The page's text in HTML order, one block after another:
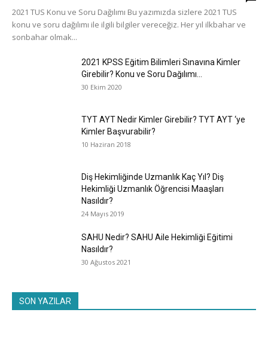
2021 TUS Konu ve Soru Dağılımı Bu yazımızda sizlere 2021 TUS
konu ve soru dağılımı ile ilgili bilgiler vereceğiz. Her yıl ilkbahar ve
sonbahar olmak...
2021 KPSS Eğitim Bilimleri Sınavına Kimler
Girebilir? Konu ve Soru Dağılımı...
30 Ekim 2020
TYT AYT Nedir Kimler Girebilir? TYT AYT ‘ye
Kimler Başvurabilir?
10 Haziran 2018
Diş Hekimliğinde Uzmanlık Kaç Yıl? Diş
Hekimliği Uzmanlık Öğrencisi Maaşları
Nasıldır?
24 Mayıs 2019
SAHU Nedir? SAHU Aile Hekimliği Eğitimi
Nasıldır?
30 Ağustos 2021
SON YAZILAR